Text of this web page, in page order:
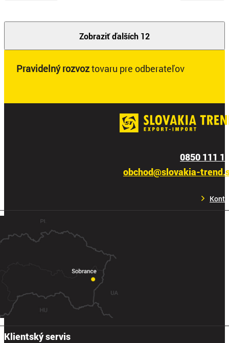
Zobraziť ďalších 12
Pravidelný rozvoztovaru pre odberateľov
Klientský servis
0850 111
obchod@slovakia-